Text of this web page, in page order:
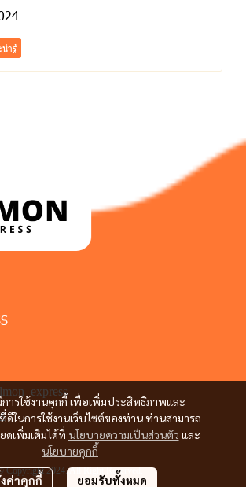
ารู้
การใช้งานคุกกี้ เพื่อเพิ่มประสิทธิภาพและ
ในการใช้งานเว็บไซต์ของท่าน ท่านสามารถ
ดเพิ่มเติมได้ที่ นโยบายความเป็นส่วนตัว และ
นโยบายคุกกี้
ค่าคุกกี้ ยอมรับทั้งหมด
Copyright 2024. All Right Reserved.